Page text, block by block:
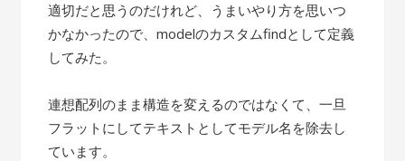
適切だと思うのだけれど、うまいやり方を思いつ
かなかったので、modelのカスタムfindとして定義
してみた。
連想配列のまま構造を変えるのではなくて、一旦
フラットにしてテキストとしてモデル名を除去し
ています。